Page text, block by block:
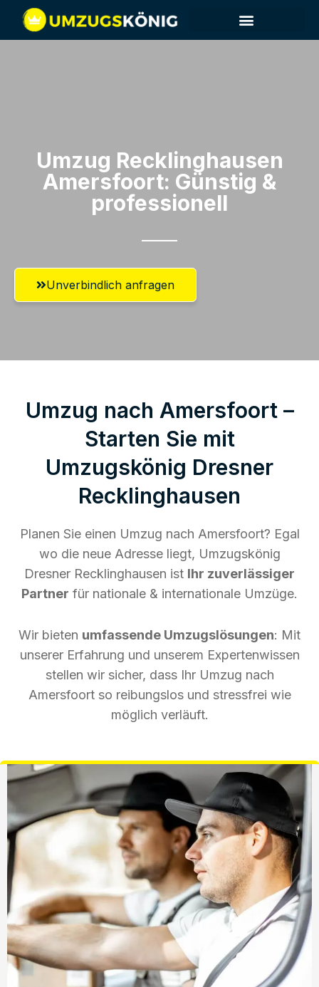
Umzug Recklinghausen​
Amersfoort: Günstig &
professionell​
Unverbindlich anfragen
Umzug nach Amersfoort –
Starten Sie mit
Umzugskönig Dresner
Recklinghausen
Planen Sie einen Umzug nach Amersfoort? Egal
wo die neue Adresse liegt, Umzugskönig
Dresner Recklinghausen ist Ihr zuverlässiger
Partner für nationale & internationale Umzüge.
Wir bieten umfassende Umzugslösungen: Mit
unserer Erfahrung und unserem Expertenwissen
stellen wir sicher, dass Ihr Umzug nach
Amersfoort so reibungslos und stressfrei wie
möglich verläuft.